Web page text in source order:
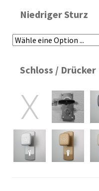
Niedriger Sturz
Schloss / Drücker